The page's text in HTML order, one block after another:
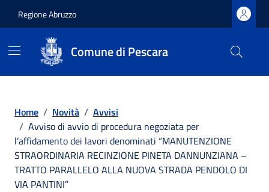
Regione Abruzzo
Comune di Pescara
Home / Novità / Avvisi
/ Avviso di avvio di procedura negoziata per
l’affidamento dei lavori denominati “MANUTENZIONE
STRAORDINARIA RECINZIONE PINETA DANNUNZIANA –
TRATTO PARALLELO ALLA NUOVA STRADA PENDOLO DI
VIA PANTINI”